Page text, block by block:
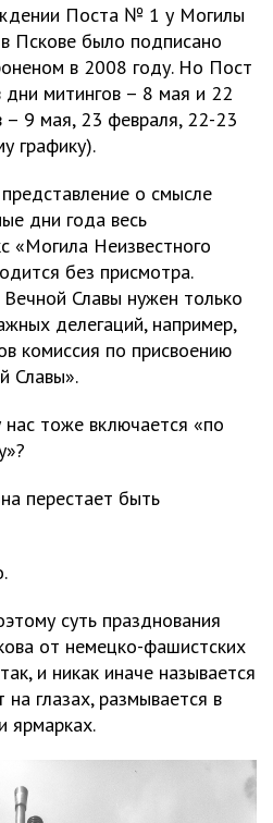
Поста № 1 у Могилы
Пскове было подписано
в 2008 году. Но Пост
митингов – 8 мая и 22
– 9 мая, 23 февраля, 22-23
графику).
о смысле
дни года весь
«Могила Неизвестного
без присмотра.
Славы нужен только
делегаций, например,
комиссия по присвоению
Славы».
тоже включается «по
перестает быть
суть празднования
от немецко-фашистских
и никак иначе называется
глазах, размывается в
ярмарках.